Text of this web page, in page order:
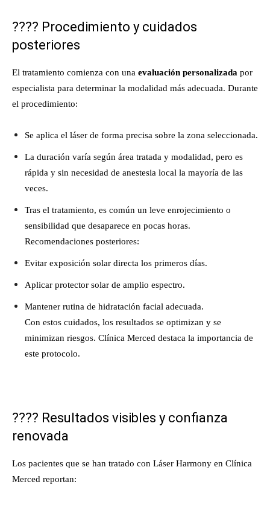
???? Procedimiento y cuidados
posteriores
El tratamiento comienza con una evaluación personalizada por
especialista para determinar la modalidad más adecuada. Durante
el procedimiento:
Se aplica el láser de forma precisa sobre la zona seleccionada.
La duración varía según área tratada y modalidad, pero es
rápida y sin necesidad de anestesia local la mayoría de las
veces.
Tras el tratamiento, es común un leve enrojecimiento o
sensibilidad que desaparece en pocas horas.
Recomendaciones posteriores:
Evitar exposición solar directa los primeros días.
Aplicar protector solar de amplio espectro.
Mantener rutina de hidratación facial adecuada.
Con estos cuidados, los resultados se optimizan y se
minimizan riesgos. Clínica Merced destaca la importancia de
este protocolo.
???? Resultados visibles y confianza
renovada
Los pacientes que se han tratado con Láser Harmony en Clínica
Merced reportan: